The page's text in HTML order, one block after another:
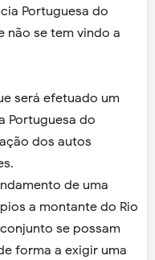
Portuguesa do
não se tem vindo a
será efetuado um
Portuguesa do
dos autos
de uma
a montante do Rio
se possam
forma a exigir uma